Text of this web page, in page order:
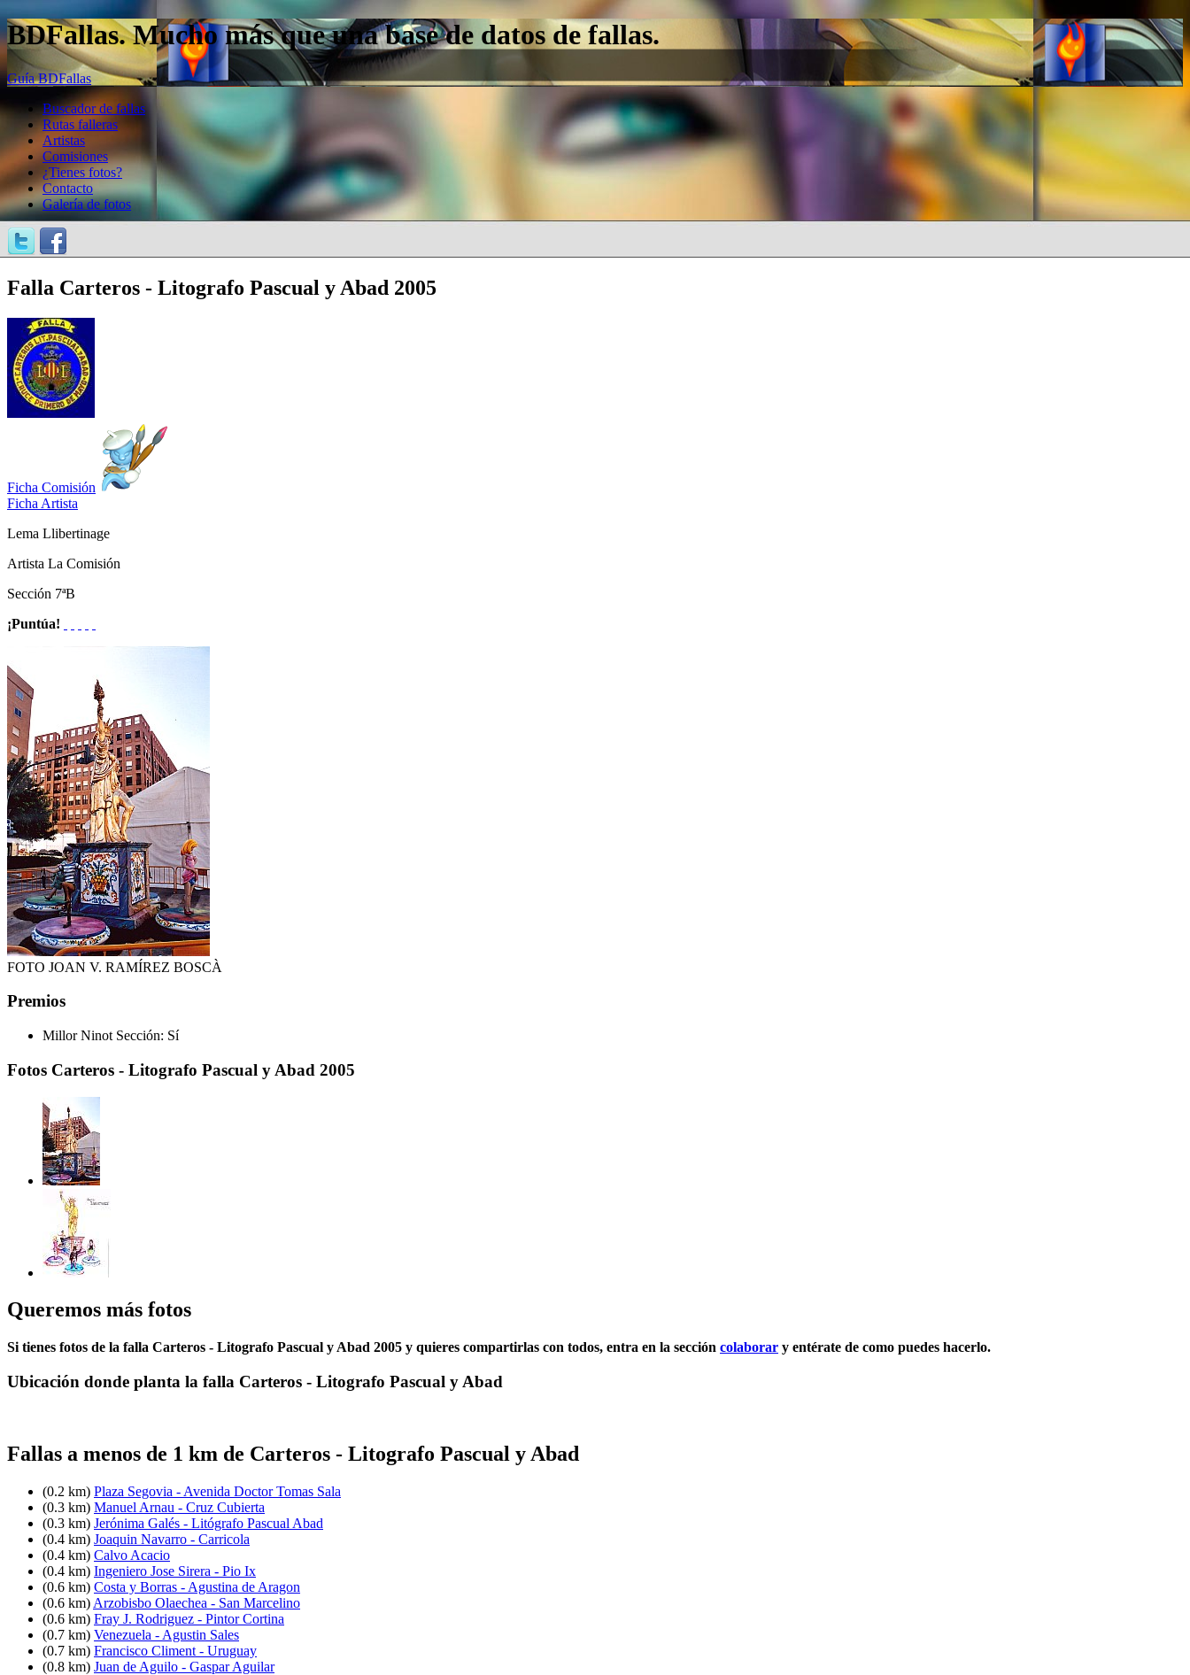
BDFallas. Mucho más que una base de datos de fallas.
Guía BDFallas
Buscador de fallas
Rutas falleras
Artistas
Comisiones
¿Tienes fotos?
Contacto
Galería de fotos
Falla Carteros - Litografo Pascual y Abad 2005
Ficha Comisión
Ficha Artista
Lema Llibertinage
Artista La Comisión
Sección 7ªB
¡Puntúa!
FOTO JOAN V. RAMÍREZ BOSCÀ
Premios
Millor Ninot Sección: Sí
Fotos Carteros - Litografo Pascual y Abad 2005
Queremos más fotos
Si tienes fotos de la falla Carteros - Litografo Pascual y Abad 2005 y quieres compartirlas con todos, entra en la sección colaborar y entérate de como puedes hacerlo.
Ubicación donde planta la falla Carteros - Litografo Pascual y Abad
Fallas a menos de 1 km de Carteros - Litografo Pascual y Abad
(0.2 km) Plaza Segovia - Avenida Doctor Tomas Sala
(0.3 km) Manuel Arnau - Cruz Cubierta
(0.3 km) Jerónima Galés - Litógrafo Pascual Abad
(0.4 km) Joaquin Navarro - Carricola
(0.4 km) Calvo Acacio
(0.4 km) Ingeniero Jose Sirera - Pio Ix
(0.6 km) Costa y Borras - Agustina de Aragon
(0.6 km) Arzobisbo Olaechea - San Marcelino
(0.6 km) Fray J. Rodriguez - Pintor Cortina
(0.7 km) Venezuela - Agustin Sales
(0.7 km) Francisco Climent - Uruguay
(0.8 km) Juan de Aguilo - Gaspar Aguilar